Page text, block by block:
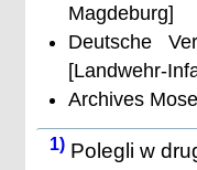
Magdeburg]
Deutsche
[Landwehr-
Archives
1) Polegli w